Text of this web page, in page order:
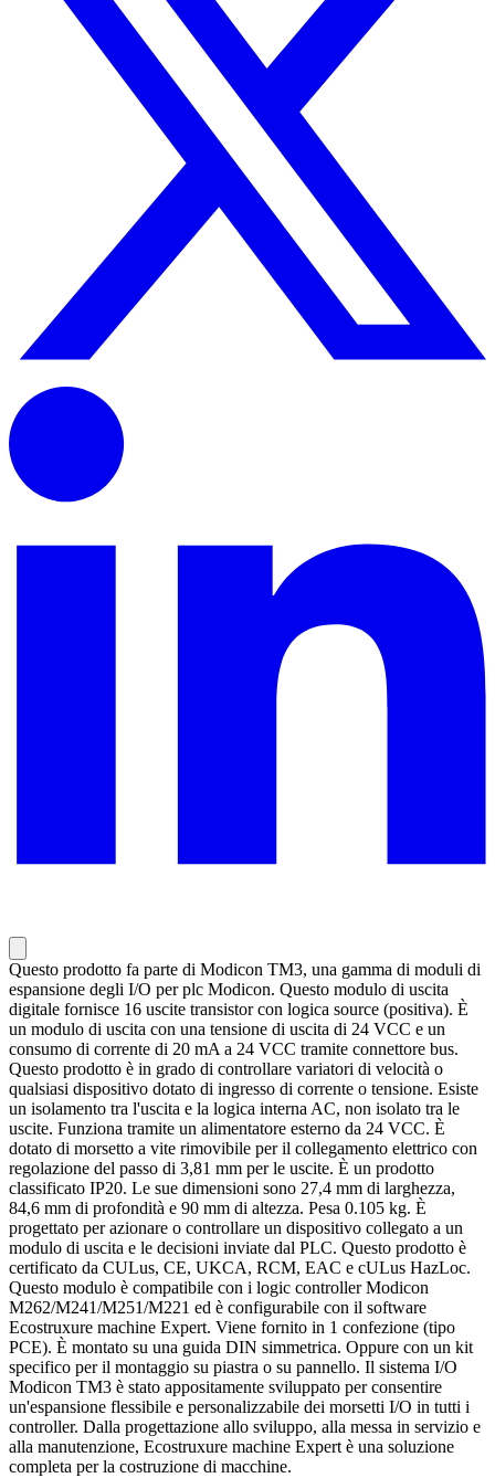
Questo prodotto fa parte di Modicon TM3, una gamma di moduli di
espansione degli I/O per plc Modicon. Questo modulo di uscita
digitale fornisce 16 uscite transistor con logica source (positiva). È
un modulo di uscita con una tensione di uscita di 24 VCC e un
consumo di corrente di 20 mA a 24 VCC tramite connettore bus.
Questo prodotto è in grado di controllare variatori di velocità o
qualsiasi dispositivo dotato di ingresso di corrente o tensione. Esiste
un isolamento tra l'uscita e la logica interna AC, non isolato tra le
uscite. Funziona tramite un alimentatore esterno da 24 VCC. È
dotato di morsetto a vite rimovibile per il collegamento elettrico con
regolazione del passo di 3,81 mm per le uscite. È un prodotto
classificato IP20. Le sue dimensioni sono 27,4 mm di larghezza,
84,6 mm di profondità e 90 mm di altezza. Pesa 0.105 kg. È
progettato per azionare o controllare un dispositivo collegato a un
modulo di uscita e le decisioni inviate dal PLC. Questo prodotto è
certificato da CULus, CE, UKCA, RCM, EAC e cULus HazLoc.
Questo modulo è compatibile con i logic controller Modicon
M262/M241/M251/M221 ed è configurabile con il software
Ecostruxure machine Expert. Viene fornito in 1 confezione (tipo
PCE). È montato su una guida DIN simmetrica. Oppure con un kit
specifico per il montaggio su piastra o su pannello. Il sistema I/O
Modicon TM3 è stato appositamente sviluppato per consentire
un'espansione flessibile e personalizzabile dei morsetti I/O in tutti i
controller. Dalla progettazione allo sviluppo, alla messa in servizio e
alla manutenzione, Ecostruxure machine Expert è una soluzione
completa per la costruzione di macchine.